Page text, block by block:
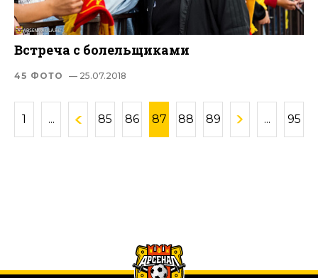
Встреча с болельщиками
45 ФОТО — 25.07.2018
1 ... 85 86 87 88 89 ... 95